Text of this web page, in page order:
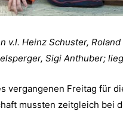
Heinz Schuster,
Sigi Anthuber;
vergangenen Freitag für
mussten zeitgleich bei